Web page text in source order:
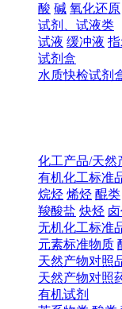
酸 碱 氧化还原
试剂、试液类
试液 缓冲液 指
试剂盒
水质快检试剂
化工产品/天然
有机化工标准
烷烃 烯烃 醌类
羧酸盐 炔烃
无机化工标准
元素标准物质
天然产物对照
天然产物对照
有机试剂